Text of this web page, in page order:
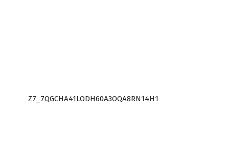
Z7_7QGCHA41LODH60A3OQA8RN14H1